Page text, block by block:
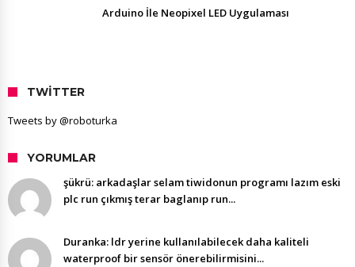
Arduino İle Neopixel LED Uygulaması
TWITTER
Tweets by @roboturka
YORUMLAR
şükrü: arkadaşlar selam tiwidonun programı lazım eski
plc run çıkmış terar baglanıp run...
Duranka: ldr yerine kullanılabilecek daha kaliteli
waterproof bir sensör önerebilirmisini...